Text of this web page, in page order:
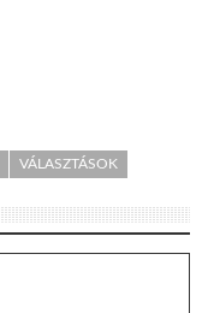
VÁLASZTÁSOK